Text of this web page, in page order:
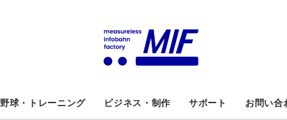
野球・トレーニング ビジネス・制作 サポート お問い合